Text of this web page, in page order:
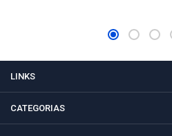
LINKS
CATEGORIAS